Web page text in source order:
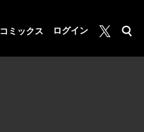
コミックス ログイン
月マガ基地
検索